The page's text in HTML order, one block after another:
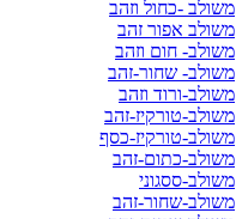
משולב -כחול וזהב
משולב אפור זהב
משולב- חום וזהב
משולב- שחור-זהב
משולב-ורוד וזהב
משולב-טורקיז-זהב
משולב-טורקיז-כסף
משולב-כתום-זהב
משולב-ססגוני
משולב-שחור-זהב